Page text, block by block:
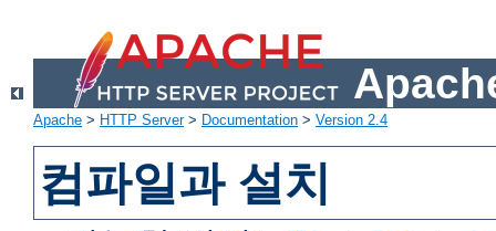
Apache > HTTP Server> Documentation > Version 2.4
컴파일과 설치